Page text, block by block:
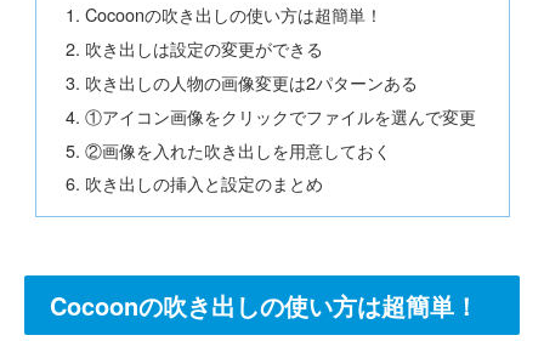
Cocoonの吹き出しの使い方は超簡単！
吹き出しは設定の変更ができる
吹き出しの人物の画像変更は2パターンある
①アイコン画像をクリックでファイルを選んで変更
②画像を入れた吹き出しを用意しておく
吹き出しの挿入と設定のまとめ
Cocoonの吹き出しの使い方は超簡単！